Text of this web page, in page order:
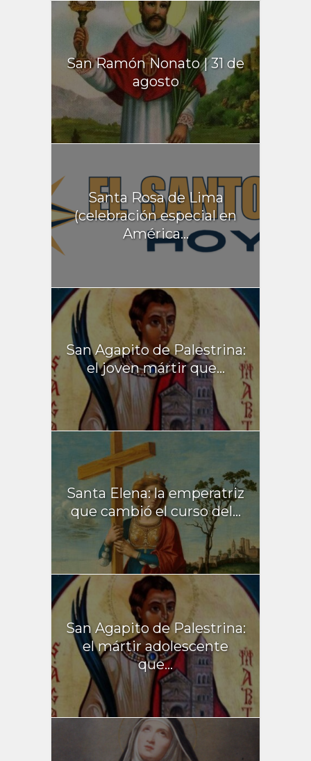
San Ramón Nonato | 31 de
agosto
Santa Rosa de Lima
(celebración especial en
América...
San Agapito de Palestrina:
el joven mártir que...
Santa Elena: la emperatriz
que cambió el curso del...
San Agapito de Palestrina:
el mártir adolescente
que...